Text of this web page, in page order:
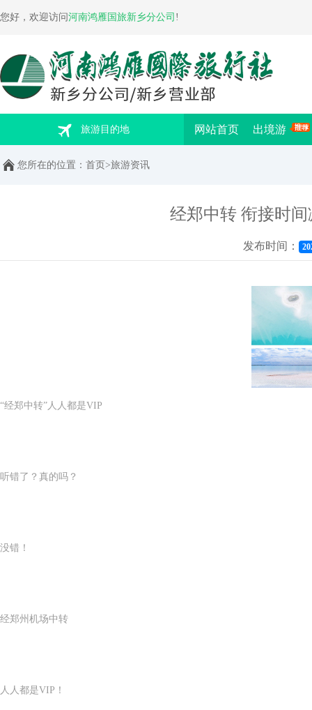
您好，欢迎访问河南鸿雁国旅新乡分公司 !
旅游目的地 网站首页 出境游
您所在的位置： 首页 >旅游资讯
经郑中转 衔接时
发布时间：
“经郑中转”人人都是VIP
听错了？真的吗？
没错！
经郑州机场中转
人人都是VIP！